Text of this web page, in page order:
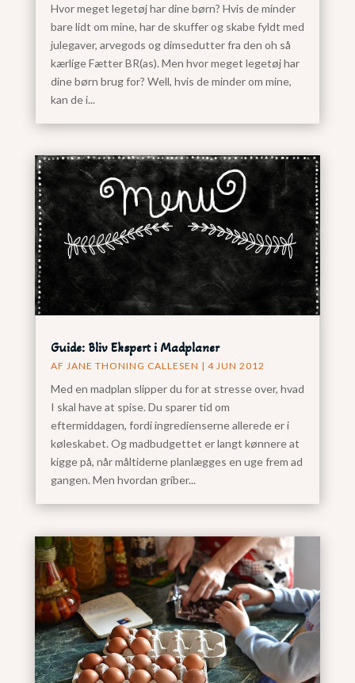
Hvor meget legetøj har dine børn? Hvis de minder
bare lidt om mine, har de skuffer og skabe fyldt med
julegaver, arvegods og dimsedutter fra den oh så
kærlige Fætter BR(as). Men hvor meget legetøj har
dine børn brug for? Well, hvis de minder om mine,
kan de i...
Guide: Bliv Ekspert i Madplaner
AF JANE THONING CALLESEN | 4 JUN 2012
Med en madplan slipper du for at stresse over, hvad
I skal have at spise. Du sparer tid om
eftermiddagen, fordi ingredienserne allerede er i
køleskabet. Og madbudgettet er langt kønnere at
kigge på, når måltiderne planlægges en uge frem ad
gangen. Men hvordan griber...